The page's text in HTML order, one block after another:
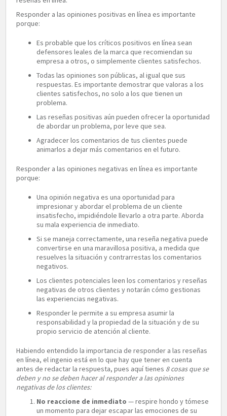
Responder a las opiniones positivas en línea es importante
porque:
Es probable que los críticos positivos en línea sean
defensores leales de la marca que recomiendan su
empresa a otros, o simplemente clientes satisfechos.
Todas las opiniones son públicas, al igual que sus
respuestas. Es importante demostrar que valoras a los
clientes satisfechos, no solo a los que tienen un
problema.
Las reseñas positivas aún pueden ofrecer la oportunidad
de abordar un problema, por leve que sea.
Agradecer los comentarios de tus clientes puede
animarlos a dejar más comentarios en el futuro.
Responder a las opiniones negativas en línea es importante
porque:
Una opinión negativa es una oportunidad para
impresionar y abordar el problema de un cliente
insatisfecho, impidiéndole llevarlo a otra parte. Aborda
su mala experiencia de inmediato.
Si se maneja correctamente, una reseña negativa puede
convertirse en una maravillosa positiva, a medida que
resuelves la situación y contrarrestas los comentarios
negativos.
Los clientes potenciales leen los comentarios y reseñas
negativas de otros clientes y notarán cómo gestionas
las experiencias negativas.
Responder le permite a su empresa asumir la
responsabilidad y la propiedad de la situación y de su
propio servicio de atención al cliente.
Habiendo entendido la importancia de responder a las reseñas
en línea, el ingenio está en lo que hay que tener en cuenta
antes de redactar la respuesta, pues aquí tienes 8 cosas que se
deben y no se deben hacer al responder a las opiniones
negativas de los clientes:
No reaccione de inmediato — respire hondo y tómese
un momento para dejar escapar las emociones de su